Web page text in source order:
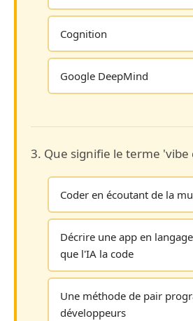
Cognition
Google DeepMind
3. Que signifie le terme 'vibe
Coder en écoutant de la
Décrire une app en
que l'IA la code
Une méthode de pair
développeurs